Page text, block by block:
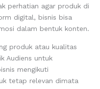
perhatian agar produk di
digital, bisnis bisa
dalam bentuk konten.
produk atau kualitas
Audiens untuk
mengikuti
tetap relevan dimata